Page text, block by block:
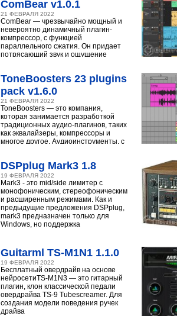
ComBear v1.0.1
21 ФЕВРАЛЯ 2022
ComBear — чрезвычайно мощный и
невероятно динамичный плагин-
компрессор, с функцией
параллельного сжатия. Он придает
потрясающий звук и ощущение
ToneBoosters 23 plugins
pack v1.6.0
21 ФЕВРАЛЯ 2022
ToneBoosters — это компания,
которая занимается разработкой
традиционных аудио-плагинов, таких
как эквалайзеры, компрессоры и
многое другое. Аудиоинструменты, с
DSPplug Mark3 1.8
19 ФЕВРАЛЯ 2022
Mark3 - это mid/side лимитер с
монофоническим, стереофоническим
и расширенным режимами. Как и
предыдущие предложения DSPplug,
mark3 предназначен только для
Windows, но поддержка
Guitarml TS-M1N1 1.1.0
19 ФЕВРАЛЯ 2022
Бесплатный овердрайв на основе
нейросетиTS-M1N3 — это гитарный
плагин, клон классической педали
овердрайва TS-9 Tubescreamer. Для
создания модели поведения ручек
драйва